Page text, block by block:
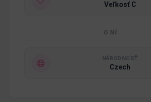
Veľkosť C
O NÍ
NÁRODNOSŤ
Czech